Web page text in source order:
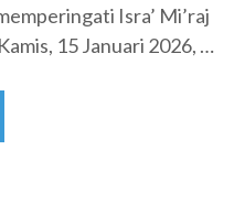
Isra’ Mi’raj
15 Januari 2026, …